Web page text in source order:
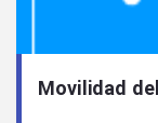
Movilidad